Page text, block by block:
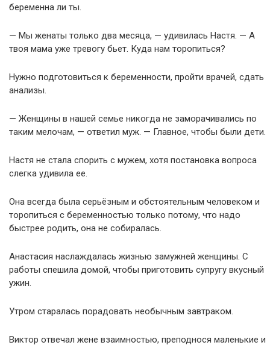
беременна ли ты.
— Мы женаты только два месяца, — удивилась Настя. — А
твоя мама уже тревогу бьет. Куда нам торопиться?
Нужно подготовиться к беременности, пройти врачей, сдать
анализы.
— Женщины в нашей семье никогда не заморачивались по
таким мелочам, — ответил муж. — Главное, чтобы были дети.
Настя не стала спорить с мужем, хотя постановка вопроса
слегка удивила ее.
Она всегда была серьёзным и обстоятельным человеком и
торопиться с беременностью только потому, что надо
быстрее родить, она не собиралась.
Анастасия наслаждалась жизнью замужней женщины. С
работы спешила домой, чтобы приготовить супругу вкусный
ужин.
Утром старалась порадовать необычным завтраком.
Виктор отвечал жене взаимностью, преподнося маленькие и